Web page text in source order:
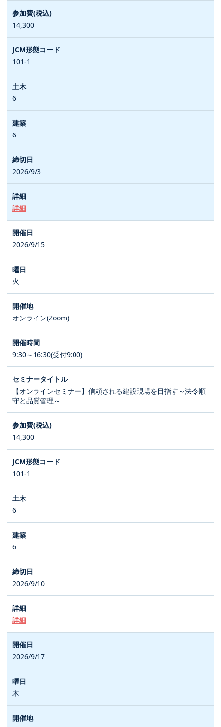
14,300
101-1
6
6
2026/9/3
詳細
2026/9/15
火
オンライン(Zoom)
9:30～16:30(受付9:00)
【オンラインセミナー】信頼される建設現場を目指す～法令順
守と品質管理～
14,300
101-1
6
6
2026/9/10
詳細
2026/9/17
木